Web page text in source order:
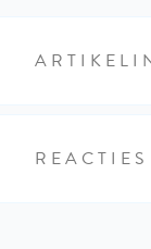
REACTIES